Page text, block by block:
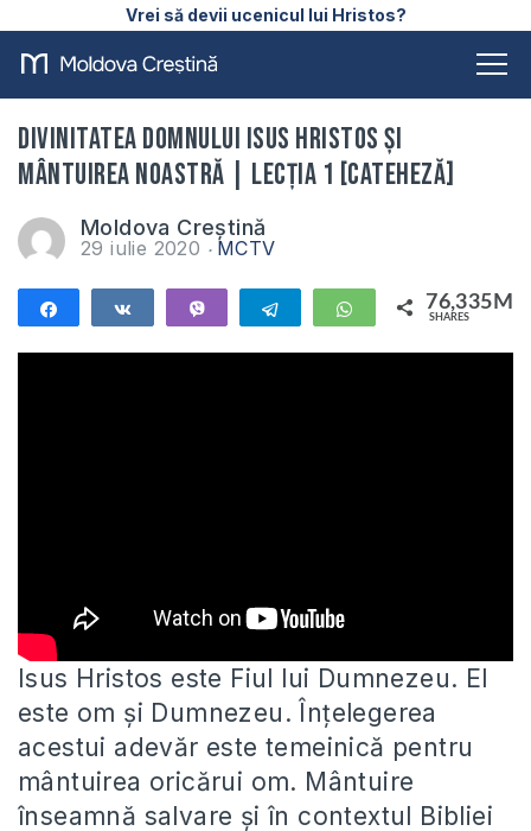
Vrei să devii ucenicul lui Hristos?
Divinitatea Domnului Isus Hristos și
mântuirea noastră | Lecția 1 [Cateheză]
Moldova Creștină
29 iulie 2020 MCTV
Share Share Telegram WhatsApp76,335M
SHARES
Isus Hristos este Fiul lui Dumnezeu. El
este om și Dumnezeu. Înțelegerea
acestui adevăr este temeinică pentru
mântuirea oricărui om. Mântuire
înseamnă salvare și în contextul Bibliei